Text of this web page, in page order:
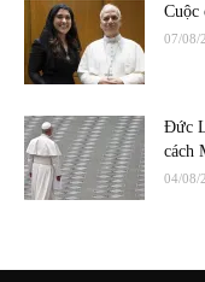
Cuộc
07/08/
Đức
cách
04/08/